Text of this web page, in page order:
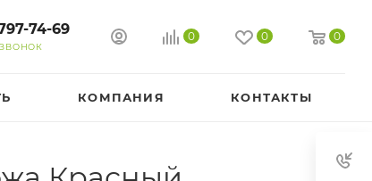
74-69 0 0 0
КОМПАНИЯ КОНТАКТЫ